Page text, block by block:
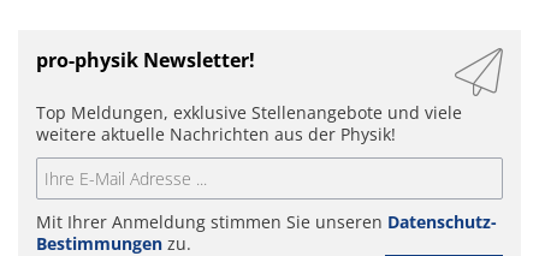
pro-physik Newsletter!
Top Meldungen, exklusive Stellenangebote und viele
weitere aktuelle Nachrichten aus der Physik!
Mit Ihrer Anmeldung stimmen Sie unseren Datenschutz-
Bestimmungen zu.